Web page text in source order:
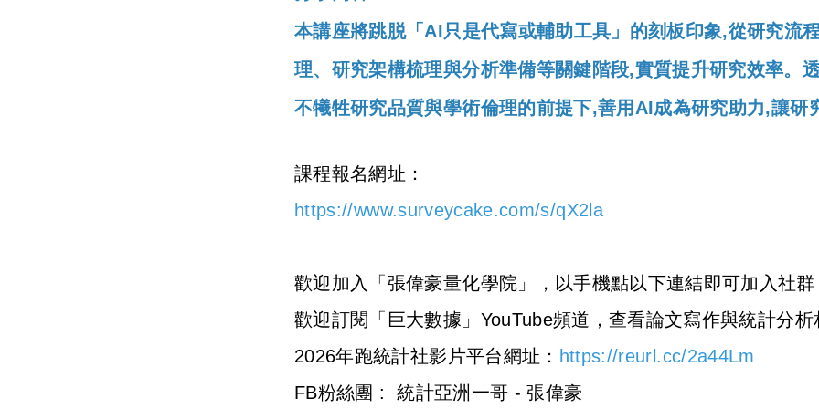
本講座將跳脱「AI只是代寫或輔助工具」的刻板印象,從研究流
理、研究架構梳理與分析準備等關鍵階段,實質提升研究效率。
不犧牲研究品質與學術倫理的前提下,善用AI成為研究助力,讓
課程報名網址：
https://www.surveycake.com/s/qX2la
歡迎加入「張偉豪量化學院」，以手機點以下連結即可加入社群
歡迎訂閱「巨大數據」YouTube頻道，查看論文寫作與統計分
2026年跑統計社影片平台網址： https://reurl.cc/2a44Lm
FB粉絲團 : 統計亞洲一哥 - 張偉豪